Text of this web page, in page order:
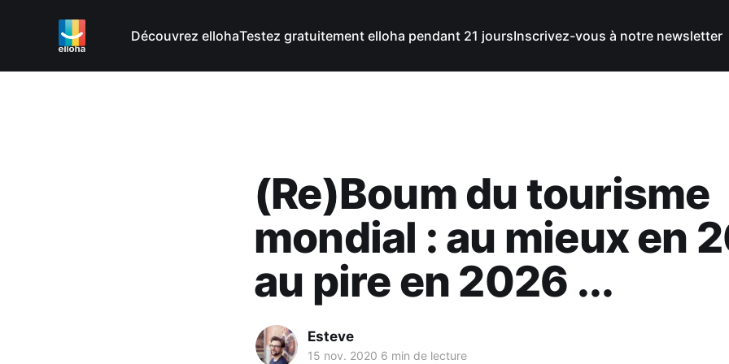
Découvrez ellohaTestez gratuitement elloha pendant 21 joursInscrivez-vous à notre newsletter
(Re)Boum du tourisme
mondial : au mieux en
au pire en 2026 ...
Esteve
15 nov. 2020 6 min de lecture